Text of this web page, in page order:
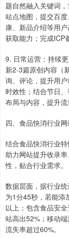
题自然融入关键词
站点地图，提交百
康、新品介绍等用
获取能力；完成ICP
9. 日常运营：持续
新2-3篇原创内容（
询、评论，提升用
时效性；结合节日
布局与内容，提升流
四、食品快消行业
结合食品快消行业
助力网站提升收录
性，贴合行业需求。
数据层面，据行业
为1分45秒，若能添
以上；包含食品安
站高出52%；移动
流失率超过60%。